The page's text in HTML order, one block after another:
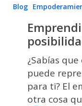
posibilidad
Blog
¿Sabías
puede
para ti? El
otra cosa